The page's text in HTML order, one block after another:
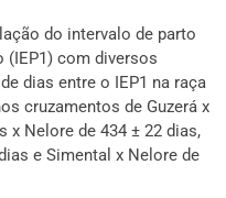
do intervalo de parto
(IEP1) com diversos
dias entre o IEP1 na raça
cruzamentos de Guzerá x
x Nelore de 434 ± 22 dias,
e Simental x Nelore de